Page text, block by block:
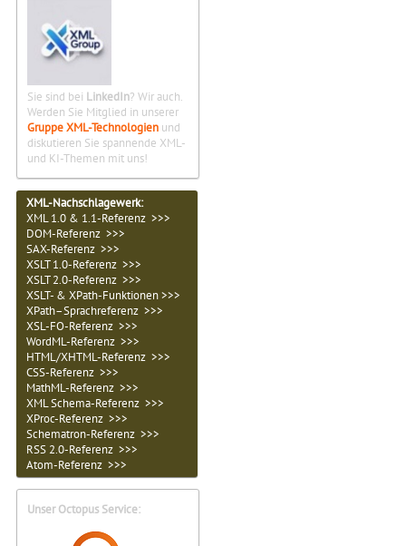
Sie sind bei LinkedIn? Wir auch.
Werden Sie Mitglied in unserer
Gruppe XML-Technologien und
diskutieren Sie spannende XML-
und KI-Themen mit uns!
XML-Nachschlagewerk:
XML 1.0 & 1.1-Referenz >>>
DOM-Referenz >>>
SAX-Referenz >>>
XSLT 1.0-Referenz >>>
XSLT 2.0-Referenz >>>
XSLT- & XPath-Funktionen >>>
XPath–Sprachreferenz >>>
XSL-FO-Referenz >>>
WordML-Referenz >>>
HTML/XHTML-Referenz >>>
CSS-Referenz >>>
MathML-Referenz >>>
XML Schema-Referenz >>>
XProc-Referenz >>>
Schematron-Referenz >>>
RSS 2.0-Referenz >>>
Atom-Referenz >>>
Unser Octopus Service: